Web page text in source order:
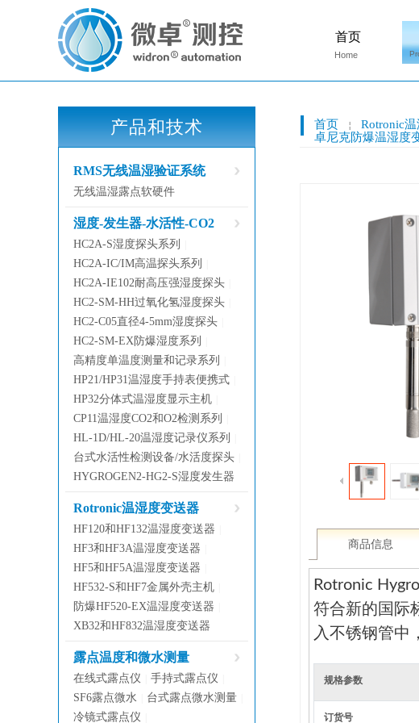
Home
首页
首页 ￤ Rotronic
卓尼克防爆温湿度
产品和技术
RMS无线温湿验证系统
无线温湿露点软硬件
湿度-发生器-水活性-CO2
HC2A-S湿度探头系列
HC2A-IC/IM高温探头系列
HC2A-IE102耐高压强湿度探头
HC2-SM-HH过氧化氢湿度探头
HC2-C05直径4-5mm湿度探头
HC2-SM-EX防爆湿度系列
高精度单温度测量和记录系列
HP21/HP31温湿度手持表便携式
HP32分体式温湿度显示主机
CP11温湿度CO2和O2检测系列
HL-1D/HL-20温湿度记录仪系列
台式水活性检测设备/水活度探头
HYGROGEN2-HG2-S湿度发生器
Rotronic温湿度变送器
HF120和HF132温湿度变送器
HF3和HF3A温湿度变送器
HF5和HF5A温湿度变送器
HF532-S和HF7金属外壳主机
防爆HF520-EX温湿度变送器
XB32和HF832温湿度变送器
露点温度和微水测量
在线式露点仪 手持式露点仪
SF6露点微水 台式露点微水测量
冷镜式露点仪
商品信息
Rotronic
符合新的国际
入不锈钢管中
规格参数
订货号